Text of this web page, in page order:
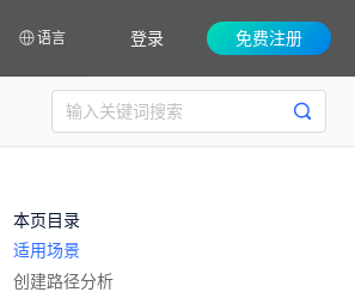
语言 登录 免费注册
本页目录
适用场景
创建路径分析